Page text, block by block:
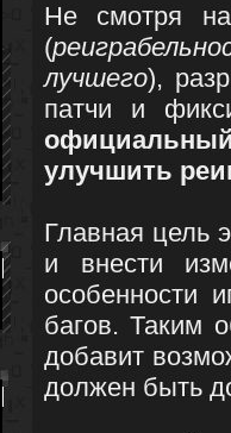
Не смотря на
(
лучшего),
патчи и
улучшить
Главная цель
и внести
особенности
багов. Таким
добавит
должен быть